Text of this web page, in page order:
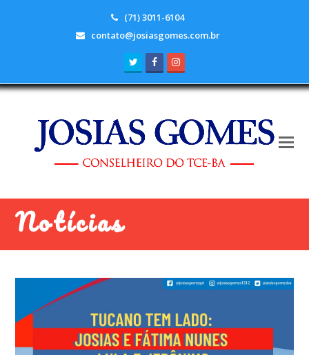
(71) 3011-6104
contato@josiasgomes.com.br
TwitterFacebook
Notícias